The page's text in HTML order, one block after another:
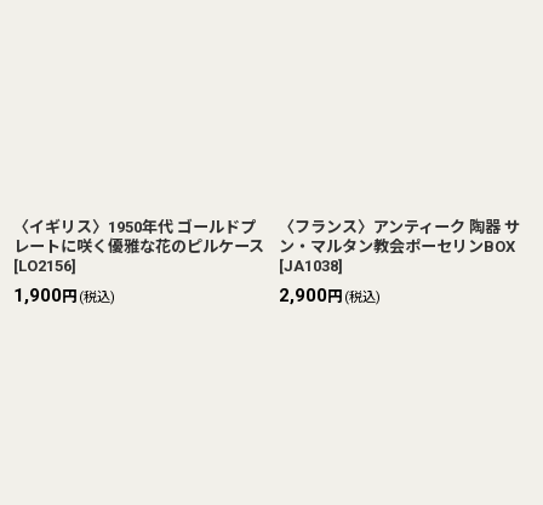
〈イギリス〉1950年代 ゴールドプ
レートに咲く優雅な花のピルケース
[LO2156]
1,900円 (税込)
〈フランス〉アンティーク 陶器 サ
ン・マルタン教会ポーセリンBOX
[JA1038]
2,900円 (税込)